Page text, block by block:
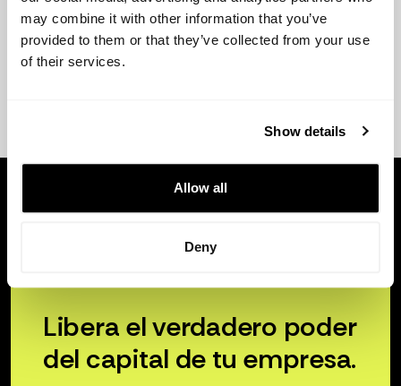
may combine it with other information that you’ve
provided to them or that they’ve collected from your use
of their services.
Show details
Allow all
Deny
Libera el verdadero poder
del capital de tu empresa.